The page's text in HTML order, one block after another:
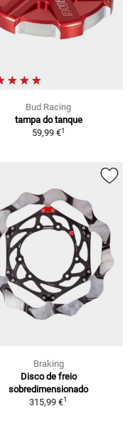
Bud Racing
tampa do tanque
59,99 €1
Braking
Disco de freio
sobredimensionado
315,99 €1